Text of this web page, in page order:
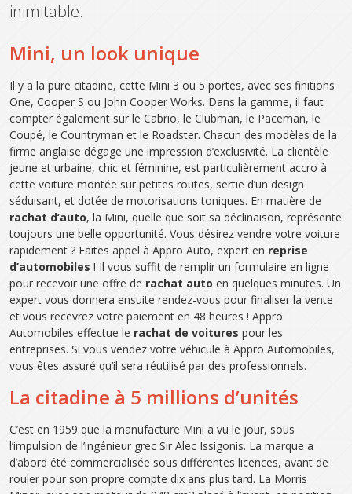
inimitable.
Mini, un look unique
Il y a la pure citadine, cette Mini 3 ou 5 portes, avec ses finitions
One, Cooper S ou John Cooper Works. Dans la gamme, il faut
compter également sur le Cabrio, le Clubman, le Paceman, le
Coupé, le Countryman et le Roadster. Chacun des modèles de la
firme anglaise dégage une impression d’exclusivité. La clientèle
jeune et urbaine, chic et féminine, est particulièrement accro à
cette voiture montée sur petites routes, sertie d’un design
séduisant, et dotée de motorisations toniques. En matière de
rachat d’auto, la Mini, quelle que soit sa déclinaison, représente
toujours une belle opportunité. Vous désirez vendre votre voiture
rapidement ? Faites appel à Appro Auto, expert en reprise
d’automobiles ! Il vous suffit de remplir un formulaire en ligne
pour recevoir une offre de rachat auto en quelques minutes. Un
expert vous donnera ensuite rendez-vous pour finaliser la vente
et vous recevrez votre paiement en 48 heures ! Appro
Automobiles effectue le rachat de voitures pour les
entreprises. Si vous vendez votre véhicule à Appro Automobiles,
vous êtes assuré qu’il sera réutilisé par des professionnels.
La citadine à 5 millions d’unités
C’est en 1959 que la manufacture Mini a vu le jour, sous
l’impulsion de l’ingénieur grec Sir Alec Issigonis. La marque a
d’abord été commercialisée sous différentes licences, avant de
rouler pour son propre compte dix ans plus tard. La Morris